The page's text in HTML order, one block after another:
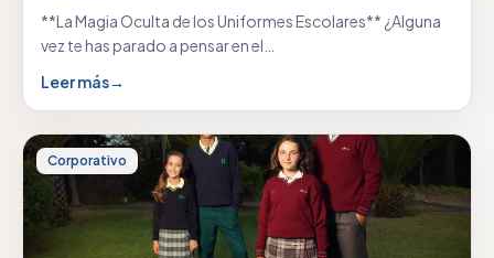
**La Magia Oculta de los Uniformes Escolares** ¿Alguna
vez te has parado a pensar en el…
Leer más→
Corporativo